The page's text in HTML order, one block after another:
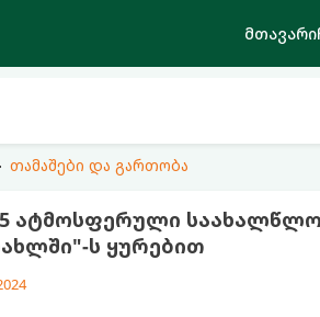
მთავარი
თამაშები და გართობა
ატმოსფერული
ს ყურებით